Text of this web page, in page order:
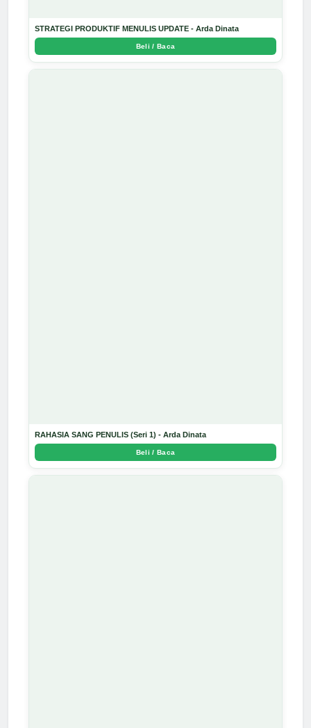
STRATEGI PRODUKTIF MENULIS UPDATE - Arda Dinata
Beli / Baca
RAHASIA SANG PENULIS (Seri 1) - Arda Dinata
Beli / Baca